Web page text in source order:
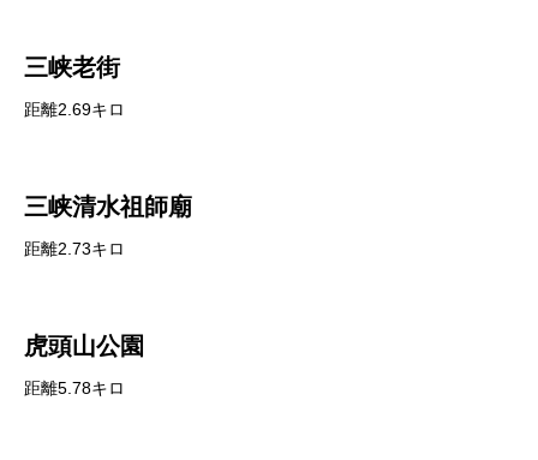
三峡老街
距離2.69キロ
三峡清水祖師廟
距離2.73キロ
虎頭山公園
距離5.78キロ